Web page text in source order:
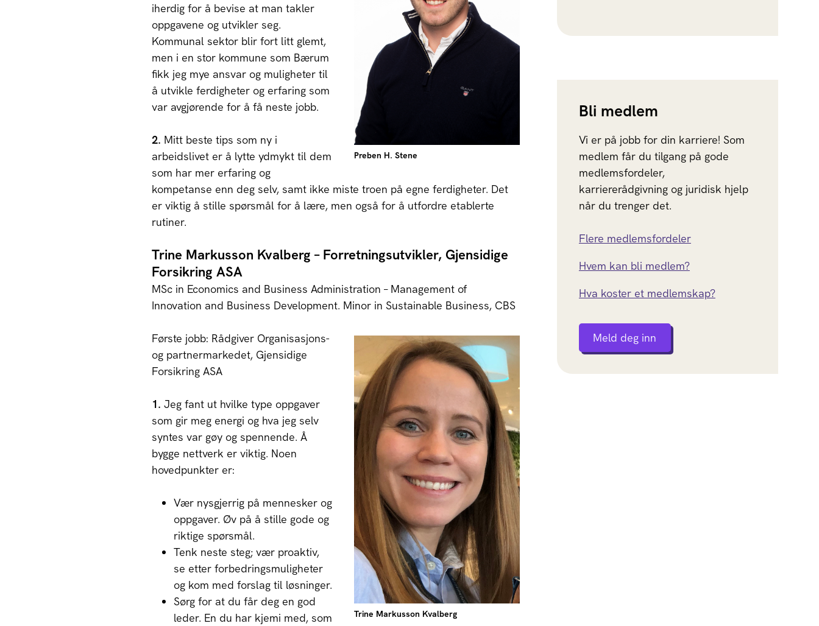
Preben H. Stene
iherdig for å bevise at man takler
oppgavene og utvikler seg.
Kommunal sektor blir fort litt glemt,
men i en stor kommune som Bærum
fikk jeg mye ansvar og muligheter til
å utvikle ferdigheter og erfaring som
var avgjørende for å få neste jobb.
2. Mitt beste tips som ny i
arbeidslivet er å lytte ydmykt til dem
som har mer erfaring og
kompetanse enn deg selv, samt ikke miste troen på egne ferdigheter. Det
er viktig å stille spørsmål for å lære, men også for å utfordre etablerte
rutiner.
Trine Markusson Kvalberg – Forretningsutvikler, Gjensidige
Forsikring ASA
MSc in Economics and Business Administration – Management of
Innovation and Business Development. Minor in Sustainable Business, CBS
Trine Markusson Kvalberg
Første jobb: Rådgiver Organisasjons-
og partnermarkedet, Gjensidige
Forsikring ASA
1. Jeg fant ut hvilke type oppgaver
som gir meg energi og hva jeg selv
syntes var gøy og spennende. Å
bygge nettverk er viktig. Noen
hovedpunkter er:
Vær nysgjerrig på mennesker og
oppgaver. Øv på å stille gode og
riktige spørsmål.
Tenk neste steg; vær proaktiv,
se etter forbedringsmuligheter
og kom med forslag til løsninger.
Sørg for at du får deg en god
leder. En du har kjemi med, som
Bli medlem
Vi er på jobb for din karriere! Som
medlem får du tilgang på gode
medlemsfordeler,
karriererådgivning og juridisk hjelp
når du trenger det.
Flere medlemsfordeler
Hvem kan bli medlem?
Hva koster et medlemskap?
Meld deg inn